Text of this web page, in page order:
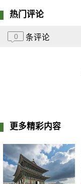
热门评论
0 条评论
更多精彩内容